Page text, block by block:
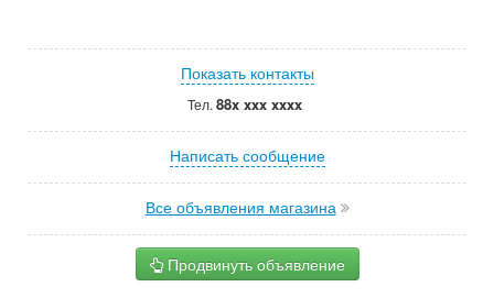
Показать контакты
Тел. 88x xxx xxxx
Написать сообщение
Все объявления магазина
Продвинуть объявление